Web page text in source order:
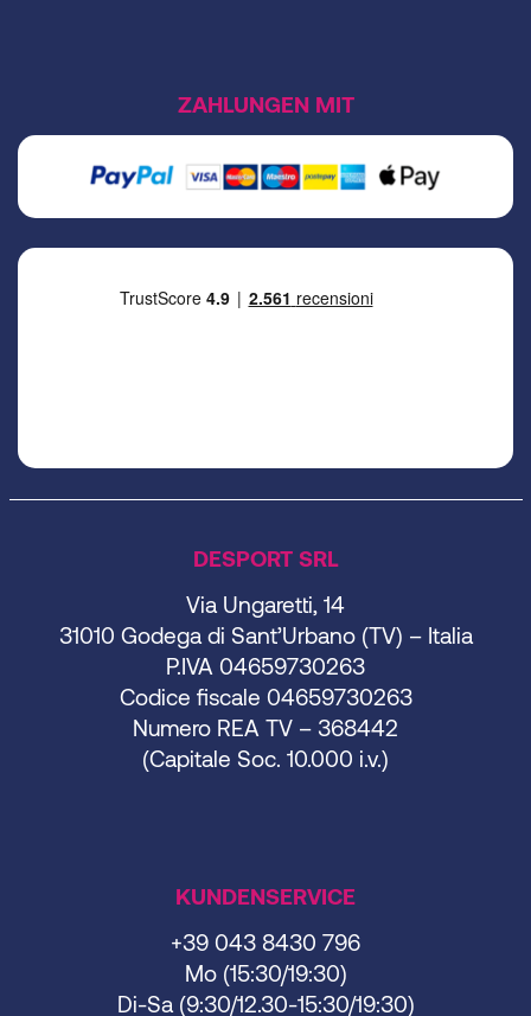
DESPORT SRL
Via Ungaretti, 14
31010 Godega di Sant’Urbano (TV) – Italia
P.IVA 04659730263
Codice fiscale 04659730263
Numero REA TV – 368442
(Capitale Soc. 10.000 i.v.)
KUNDENSERVICE
+39 043 8430 796
Mo (15:30/19:30)
Di-Sa (9:30/12.30-15:30/19:30)
ZAHLUNGEN MIT